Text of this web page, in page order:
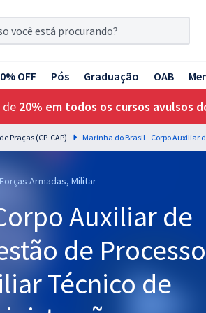
OFF Pós Graduação OAB
de 20% em todos os cursos avulsos
Praças (CP-CAP)
Forças Armadas, Militar
Auxiliar de
de
Técnico de